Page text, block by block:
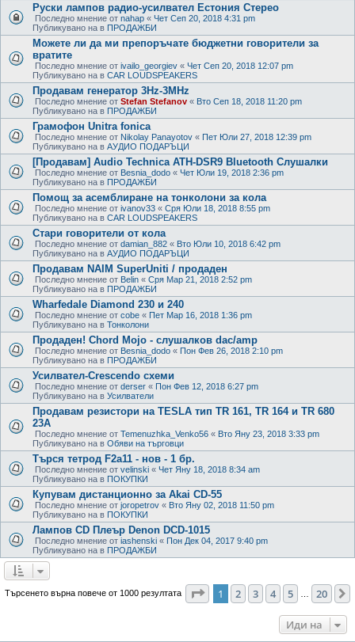
Руски лампов радио-усилвател Естония Стерео
Последно мнение от nahap « Чет Сеп 20, 2018 4:31 pm
Публикувано на в ПРОДАЖБИ
Можете ли да ми препоръчате бюджетни говорители за
вратите
Последно мнение от ivailo_georgiev « Чет Сеп 20, 2018 12:07 pm
Публикувано на в CAR LOUDSPEAKERS
Продавам генератор 3Hz-3MHz
Последно мнение от Stefan Stefanov « Вто Сеп 18, 2018 11:20 pm
Публикувано на в ПРОДАЖБИ
Грамофон Unitra fonica
Последно мнение от Nikolay Panayotov « Пет Юли 27, 2018 12:39 pm
Публикувано на в АУДИО ПОДАРЪЦИ
[Продавам] Audio Technica ATH-DSR9 Bluetooth Слушалки
Последно мнение от Besnia_dodo « Чет Юли 19, 2018 2:36 pm
Публикувано на в ПРОДАЖБИ
Помощ за асемблиране на тонколони за кола
Последно мнение от ivanov33 « Сря Юли 18, 2018 8:55 pm
Публикувано на в CAR LOUDSPEAKERS
Стари говорители от кола
Последно мнение от damian_882 « Вто Юли 10, 2018 6:42 pm
Публикувано на в АУДИО ПОДАРЪЦИ
Продавам NAIM SuperUniti / продаден
Последно мнение от Belin « Сря Мар 21, 2018 2:52 pm
Публикувано на в ПРОДАЖБИ
Wharfedale Diamond 230 и 240
Последно мнение от cobe « Пет Мар 16, 2018 1:36 pm
Публикувано на в Тонколони
Продаден! Chord Mojo - слушалков dac/amp
Последно мнение от Besnia_dodo « Пон Фев 26, 2018 2:10 pm
Публикувано на в ПРОДАЖБИ
Усилвател-Crescendo схеми
Последно мнение от derser « Пон Фев 12, 2018 6:27 pm
Публикувано на в Усилватели
Продавам резистори на TESLA тип TR 161, TR 164 и TR 680
23А
Последно мнение от Temenuzhka_Venko56 « Вто Яну 23, 2018 3:33 pm
Публикувано на в Обяви на търговци
Търся тетрод F2a11 - нов - 1 бр.
Последно мнение от velinski « Чет Яну 18, 2018 8:34 am
Публикувано на в ПОКУПКИ
Купувам дистанционно за Akai CD-55
Последно мнение от joropetrov « Вто Яну 02, 2018 11:50 pm
Публикувано на в ПОКУПКИ
Лампов CD Плеър Denon DCD-1015
Последно мнение от iashenski « Пон Дек 04, 2017 9:40 pm
Публикувано на в ПРОДАЖБИ
Търсенето върна повече от 1000 резултата Страница от 20
1 2 3 4 5 20
Иди на